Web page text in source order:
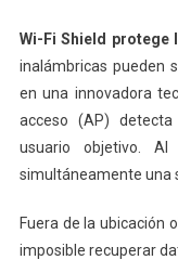
Wi-Fi Shield protege
inalámbricas pueden
en una innovadora
acceso (AP)
usuario objetivo.
simultáneamente una
Fuera de la ubicación
imposible recuperar